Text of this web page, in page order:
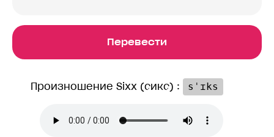
Перевести
Произношение Sixx (сикс) : sˈɪks